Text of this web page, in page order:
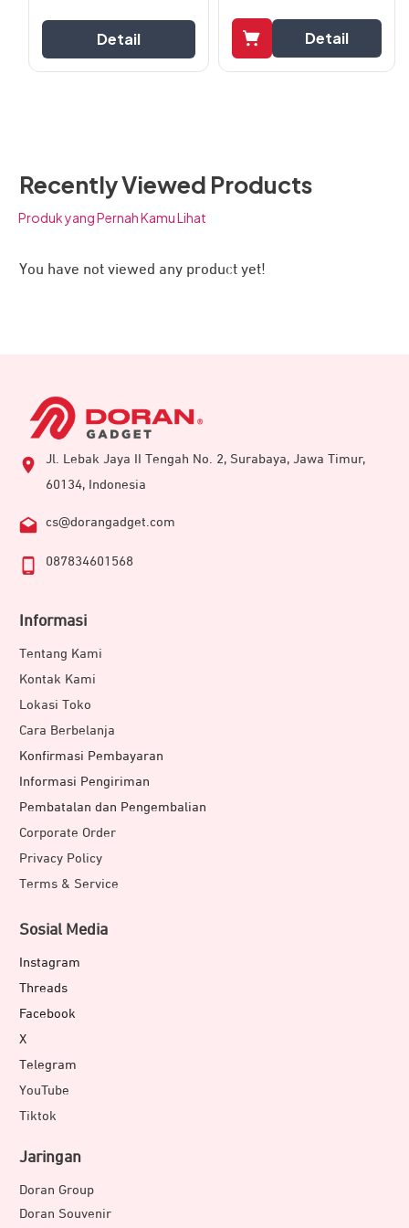
lebih cepat hingga 5 kali lipat dibanding kabel yang tidak
menggunakan fitur fast charging. Kemampuan tersebut
smartphone, powerbank, dan tablet, JETE CX18 Series
Salah satunya adalah untuk mengisi daya notebook
Memiliki arus daya 6A menjadikan kabel data ini dapat
mengalirkan listrik dengan lebih stabil. Kabel juga
gadget yang menggunakan daya baterai besar.
Detail Detail
Recently Viewed Products
Produk yang Pernah Kamu Lihat
You have not viewed any product yet!
Jl. Lebak Jaya II Tengah No. 2, Surabaya, Jawa Timur,
60134, Indonesia
cs@dorangadget.com
087834601568
Informasi
Tentang Kami
Kontak Kami
Lokasi Toko
Cara Berbelanja
Konfirmasi Pembayaran
Informasi Pengiriman
Pembatalan dan Pengembalian
Corporate Order
Privacy Policy
Terms & Service
Sosial Media
Instagram
Threads
Facebook
X
Telegram
YouTube
Tiktok
Jaringan
Doran Group
Doran Souvenir